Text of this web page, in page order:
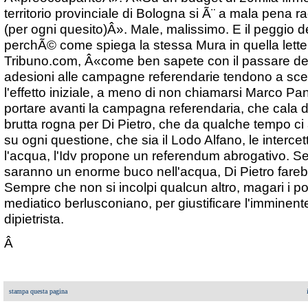
territorio provinciale di Bologna si Ã¨ a mala pena
(per ogni quesito)Â». Male, malissimo. E il peggio
perchÃ© come spiega la stessa Mura in quella
Tribuno.com, Â«come ben sapete con il passare
adesioni alle campagne referendarie tendono a
l'effetto iniziale, a meno di non chiamarsi Marco
portare avanti la campagna referendaria, che cala
brutta rogna per Di Pietro, che da qualche tempo
su ogni questione, che sia il Lodo Alfano, le
l'acqua, l'Idv propone un referendum abrogativo.
saranno un enorme buco nell'acqua, Di Pietro
Sempre che non si incolpi qualcun altro, magari i
mediatico berlusconiano, per giustificare
dipietrista.
Â
stampa questa pagina